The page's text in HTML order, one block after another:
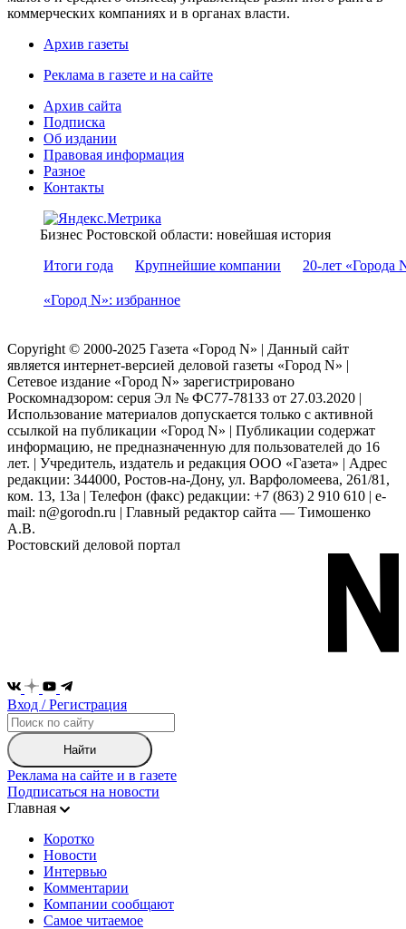
коммерческих компаниях и в органах власти.
Архив газеты
Реклама в газете и на сайте
Архив сайта
Подписка
Об издании
Правовая информация
Разное
Контакты
Бизнес Ростовской области: новейшая история
Итоги года
Крупнейшие компании 20-лет «Города
«Город N»: избранное
Copyright © 2000-2025 Газета «Город N» | Данный сайт
является интернет-версией деловой газеты «Город N» |
Сетевое издание «Город N» зарегистрировано
Роскомнадзором: серuя Эл № ФС77-78133 от 27.03.2020 |
Использование материалов допускается только с активной
ссылкой на публикации «Город N» | Публикации содержат
информацию, не предназначенную для пользователей до 16
лет. | Учредитель, издатель и редакция ООО «Газета» | Адрес
редакции: 344000, Ростов-на-Дону, ул. Варфоломеева, 261/81,
ком. 13, 13а | Телефон (факс) редакции: +7 (863) 2 910 610 | e-
mail: n@gorodn.ru | Главный редактор сайта — Тимошенко
А.В.
Ростовский деловой портал
Вход / Регистрация
Найти
Реклама на сайте и в газете
Подписаться на новости
Главная
Коротко
Новости
Интервью
Комментарии
Компании сообщают
Самое читаемое